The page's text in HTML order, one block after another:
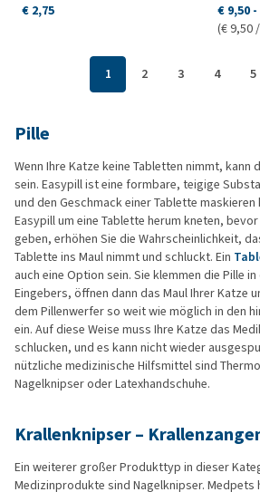
€ 2,75 € 9,50 -
(€ 9,50
1 2 3 4 5
Pille
Wenn Ihre Katze keine Tabletten nimmt, kann
sein. Easypill ist eine formbare, teigige
und den Geschmack einer Tablette maskieren
Easypill um eine Tablette herum kneten,
geben, erhöhen Sie die Wahrscheinlichkeit,
Tablette ins Maul nimmt und schluckt. Ein
auch eine Option sein. Sie klemmen die Pille
Eingebers, öffnen dann das Maul Ihrer Katze
dem Pillenwerfer so weit wie möglich in den
ein. Auf diese Weise muss Ihre Katze das
schlucken, und es kann nicht wieder
nützliche medizinische Hilfsmittel sind
Nagelknipser oder Latexhandschuhe.
Krallenknipser –
Ein weiterer großer Produkttyp in dieser
Medizinprodukte sind Nagelknipser. Medpets